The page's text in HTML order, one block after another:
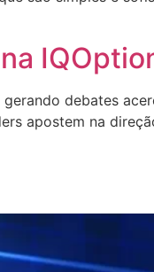
debates
apostem na